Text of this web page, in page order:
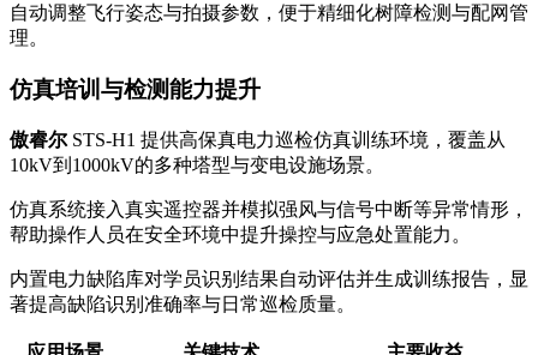
自动调整飞行姿态与拍摄参数，便于精细化树障检测与配网管
理。
仿真培训与检测能力提升
傲睿尔 STS-H1 提供高保真电力巡检仿真训练环境，覆盖从
10kV到1000kV的多种塔型与变电设施场景。
仿真系统接入真实遥控器并模拟强风与信号中断等异常情形，
帮助操作人员在安全环境中提升操控与应急处置能力。
内置电力缺陷库对学员识别结果自动评估并生成训练报告，显
著提高缺陷识别准确率与日常巡检质量。